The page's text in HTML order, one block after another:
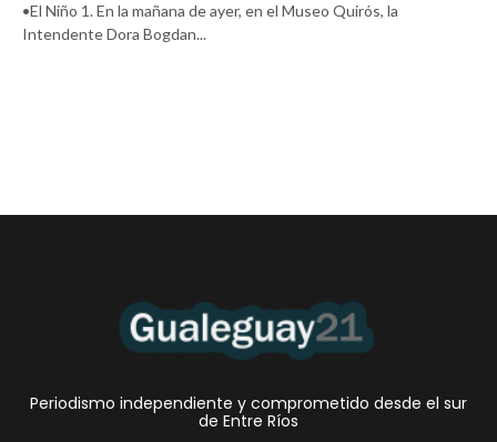
•El Niño 1. En la mañana de ayer, en el Museo Quirós, la
Intendente Dora Bogdan...
Periodismo independiente y comprometido desde el sur
de Entre Ríos